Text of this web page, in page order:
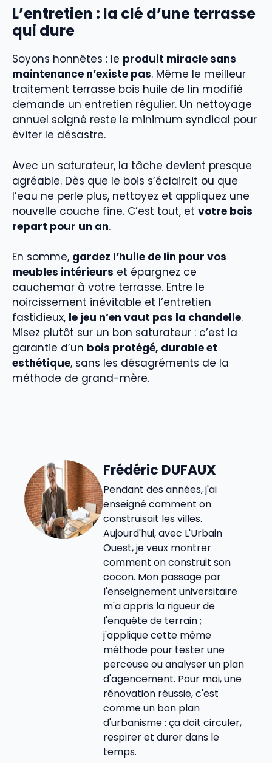
L’entretien : la clé d’une terrasse
qui dure
Soyons honnêtes : le produit miracle sans
maintenance n’existe pas. Même le meilleur
traitement terrasse bois huile de lin modifié
demande un entretien régulier. Un nettoyage
annuel soigné reste le minimum syndical pour
éviter le désastre.
Avec un saturateur, la tâche devient presque
agréable. Dès que le bois s’éclaircit ou que
l’eau ne perle plus, nettoyez et appliquez une
nouvelle couche fine. C’est tout, et votre bois
repart pour un an.
En somme, gardez l’huile de lin pour vos
meubles intérieurs et épargnez ce
cauchemar à votre terrasse. Entre le
noircissement inévitable et l’entretien
fastidieux, le jeu n’en vaut pas la chandelle.
Misez plutôt sur un bon saturateur : c’est la
garantie d’un bois protégé, durable et
esthétique, sans les désagréments de la
méthode de grand-mère.
Frédéric DUFAUX
Pendant des années, j'ai
enseigné comment on
construisait les villes.
Aujourd'hui, avec L'Urbain
Ouest, je veux montrer
comment on construit son
cocon. Mon passage par
l'enseignement universitaire
m'a appris la rigueur de
l'enquête de terrain ;
j'applique cette même
méthode pour tester une
perceuse ou analyser un plan
d'agencement. Pour moi, une
rénovation réussie, c'est
comme un bon plan
d'urbanisme : ça doit circuler,
respirer et durer dans le
temps.